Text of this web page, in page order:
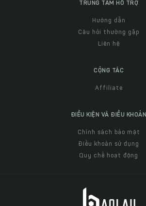
TRUNG TÂM HỖ TRỢ
Hướng dẫn
Câu hỏi thường gặp
Liên hệ
CỘNG TÁC
Affiliate
ĐIỀU KIỆN VÀ ĐIỀU KHOẢN
Chính sách bảo mật
Điều khoản sử dụng
Quy chế hoạt động